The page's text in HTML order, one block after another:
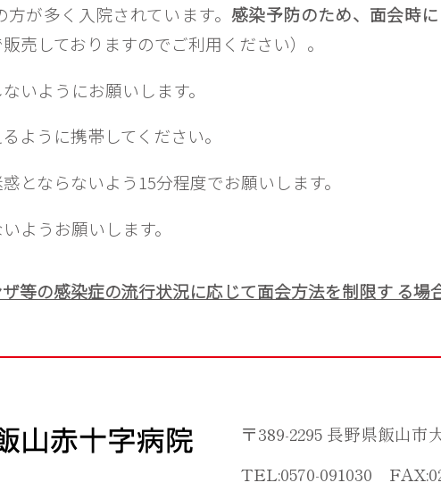
が多く入院されています。 感染予防のため、面会時
売しておりますのでご利用ください）。
いようにお願いします。
ように携帯してください。
とならないよう15分程度でお願いします。
ようお願いします。
等の感染症の流行状況に応じて面会方法を制限す る場
〒389-2295 長野県飯山市
TEL:0570-091030